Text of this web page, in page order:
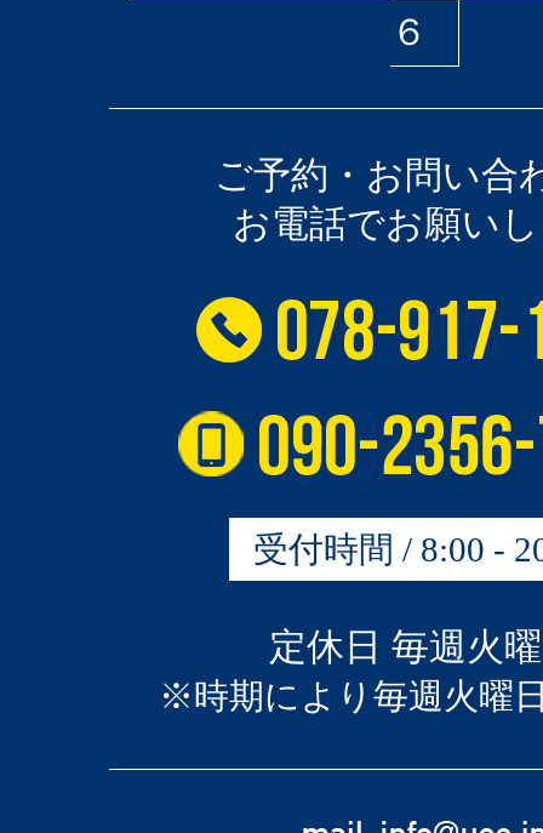
６
ご予約・お問い合
お電話でお願い
受付時間 / 8:00 -
定休日 毎週火
※時期により毎週火曜